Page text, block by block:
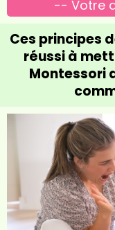
-- Votre
Ces principes
réussi à
Montessori